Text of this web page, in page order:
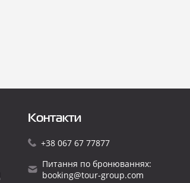
Контакти
+38 067 67 77877
Питання по бронюваннях:
booking@tour-group.com